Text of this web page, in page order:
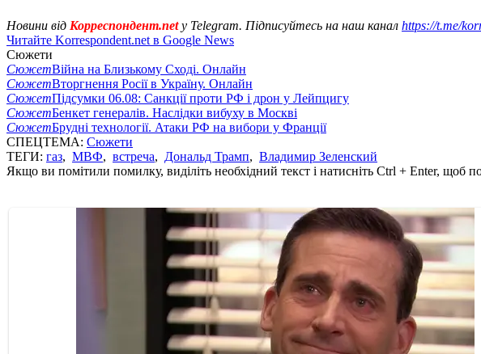
Новини від Корреспондент.netу Telegram. Підписуйтесь на наш канал https://t.me/
Читайте Korrespondent.net в Google News
Сюжети
СюжетВійна на Близькому Сході. Онлайн
СюжетВторгнення Росії в Україну. Онлайн
СюжетПідсумки 06.08: Санкції проти РФ і дрон у Лейпцигу
СюжетБенкет генералів. Наслідки вибуху в Москві
СюжетБрудні технології. Атаки РФ на вибори у Франції
СПЕЦТЕМА: Сюжети
ТЕГИ: газ, МВФ, встреча, Дональд Трамп, Владимир Зеленский
Якщо ви помітили помилку, виділіть необхідний текст і натисніть Ctrl + Enter, щоб